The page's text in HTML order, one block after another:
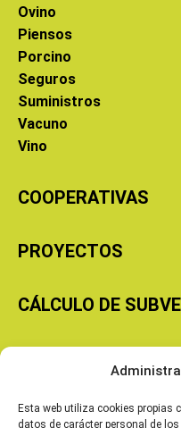
Esta web utiliza cookies propias
datos de carácter personal de
Ovino
Piensos
Porcino
Seguros
Suministros
Vacuno
Vino
COOPERATIVAS
PROYECTOS
CÁLCULO DE